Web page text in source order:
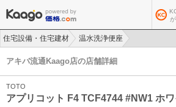
住宅設備・住宅建材
温水洗浄便座
アキバ流通Kaago店の店舗詳細
TOTO
アプリコット F4 TCF4744 #NW1 ホ